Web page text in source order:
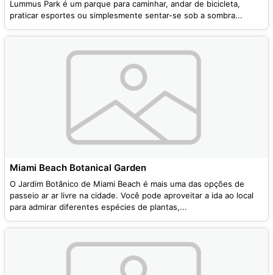
Lummus Park é um parque para caminhar, andar de bicicleta,
praticar esportes ou simplesmente sentar-se sob a sombra...
Miami Beach Botanical Garden
O Jardim Botânico de Miami Beach é mais uma das opções de
passeio ar ar livre na cidade. Você pode aproveitar a ida ao local
para admirar diferentes espécies de plantas,...